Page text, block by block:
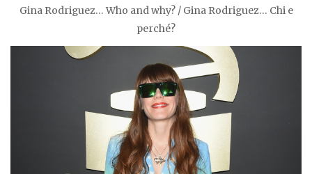
Gina Rodriguez… Who and why? / Gina Rodriguez… Chi e
perché?